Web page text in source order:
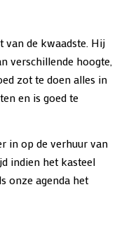
van de kwaadste. Hij
verschillende hoogte,
zot te doen alles in
en is goed te
in op de verhuur van
indien het kasteel
onze agenda het